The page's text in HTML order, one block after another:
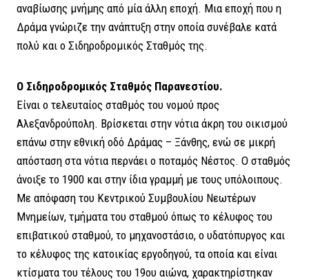
αναβίωσης μνήμης από μία άλλη εποχή. Μια εποχή που η
Δράμα γνώριζε την ανάπτυξη στην οποία συνέβαλε κατά
πολύ και ο Σιδηροδρομικός Σταθμός της.
Ο Σιδηροδρομικός Σταθμός Παρανεστίου.
Είναι ο τελευταίος σταθμός του νομού προς
Αλεξανδρούπολη. Βρίσκεται στην νότια άκρη του οικισμού
επάνω στην εθνική οδό Δράμας – Ξάνθης, ενώ σε μικρή
απόσταση στα νότια περνάει ο ποταμός Νέστος. Ο σταθμός
άνοιξε το 1900 και στην ίδια γραμμή με τους υπόλοιπους.
Με απόφαση του Κεντρικού Συμβουλίου Νεωτέρων
Μνημείων, τμήματα του σταθμού όπως το κέλυφος του
επιβατικού σταθμού, το μηχανοστάσιο, ο υδατόπυργος και
το κέλυφος της κατοικίας εργοδηγού, τα οποία και είναι
κτίσματα του τέλους του 19ου αιώνα, χαρακτηρίστηκαν